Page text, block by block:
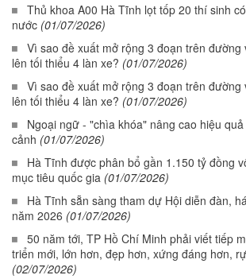
Thủ khoa A00 Hà Tĩnh lọt tốp 20 thí sinh
nước (01/07/2026)
Vì sao đề xuất mở rộng 3 đoạn trên đường
lên tối thiểu 4 làn xe? (01/07/2026)
Vì sao đề xuất mở rộng 3 đoạn trên đường
lên tối thiểu 4 làn xe? (01/07/2026)
Ngoại ngữ - "chìa khóa" nâng cao hiệu
cảnh (01/07/2026)
Hà Tĩnh được phân bổ gần 1.150 tỷ đồng
mục tiêu quốc gia (01/07/2026)
Hà Tĩnh sẵn sàng tham dự Hội diễn đàn,
năm 2026 (01/07/2026)
50 năm tới, TP Hồ Chí Minh phải viết tiếp
triển mới, lớn hơn, đẹp hơn, xứng đáng hơn,
(02/07/2026)